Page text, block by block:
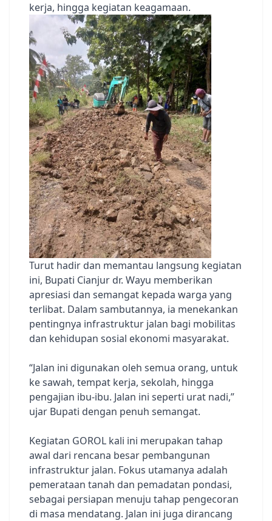
kerja, hingga kegiatan keagamaan.
Turut hadir dan memantau langsung kegiatan
ini, Bupati Cianjur dr. Wayu memberikan
apresiasi dan semangat kepada warga yang
terlibat. Dalam sambutannya, ia menekankan
pentingnya infrastruktur jalan bagi mobilitas
dan kehidupan sosial ekonomi masyarakat.
“Jalan ini digunakan oleh semua orang, untuk
ke sawah, tempat kerja, sekolah, hingga
pengajian ibu-ibu. Jalan ini seperti urat nadi,”
ujar Bupati dengan penuh semangat.
Kegiatan GOROL kali ini merupakan tahap
awal dari rencana besar pembangunan
infrastruktur jalan. Fokus utamanya adalah
pemerataan tanah dan pemadatan pondasi,
sebagai persiapan menuju tahap pengecoran
di masa mendatang. Jalan ini juga dirancang